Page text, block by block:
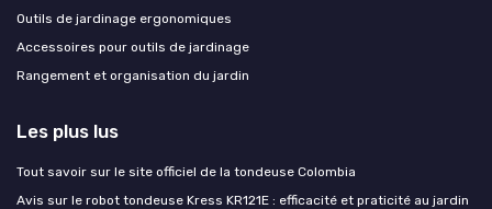
Outils de jardinage ergonomiques
Accessoires pour outils de jardinage
Rangement et organisation du jardin
Les plus lus
Tout savoir sur le site officiel de la tondeuse Colombia
Avis sur le robot tondeuse Kress KR121E : efficacité et praticité au jardin